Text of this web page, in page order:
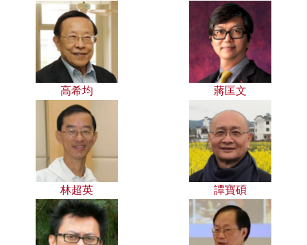
高希均 蔣匡文
林超英 譚寶碩